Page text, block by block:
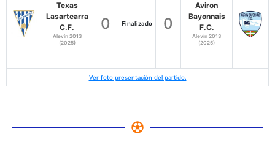
Texas
Lasartearra
C.F.
Alevín 2013
(2025)
0 Finalizado 0
Aviron
Bayonnais
F.C.
Alevín 2013
(2025)
Ver foto presentación del partido.